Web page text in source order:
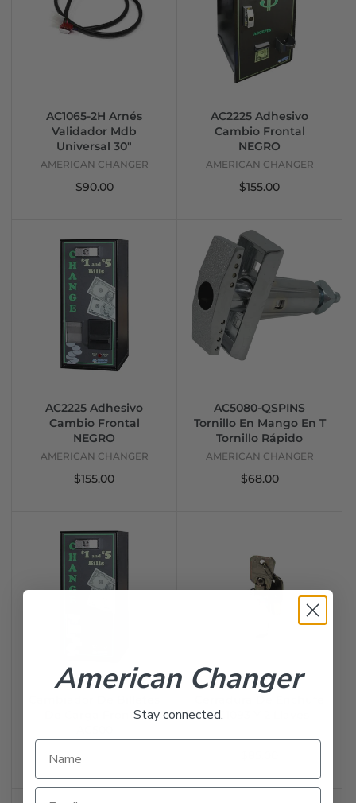
AC1065-2H Arnés
Validador Mdb
Universal 30"
AMERICAN CHANGER
$90.00
AC2225 Adhesivo
Cambio Frontal
NEGRO
AMERICAN CHANGER
$155.00
AC2225 Adhesivo
Cambio Frontal
NEGRO
AMERICAN CHANGER
$155.00
AC5080-QSPINS
Tornillo En Mango En T
Tornillo Rápido
AMERICAN CHANGER
$68.00
De Carga Frontal
AC1093 Y 2 Llaves
American Changer
Stay connected.